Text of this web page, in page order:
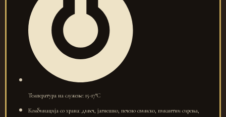
Температура на служење: 15-17°C
Комбинација со храна: дивеч, јагнешко, печено свинско, пикантни сирења,